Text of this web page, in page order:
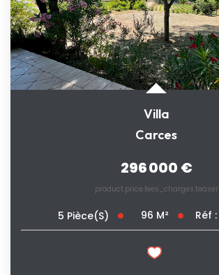
Villa
Carces
296 000 €
product.price.fees_charges.teaser
5 Pièce(s) 96 M² Réf :